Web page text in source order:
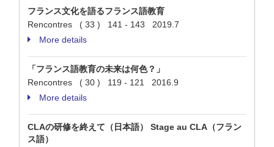
フランス文化を語るフランス語教育
Rencontres ( 33 ) 141 - 143 2019.7
More details
「フランス語教育の未来は何色？」
Rencontres ( 30 ) 119 - 121 2016.9
More details
CLAの研修を終えて（日本語） Stage au CLA（フラン
ス語）